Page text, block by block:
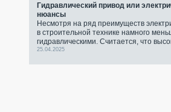
Гидравлический привод или
нюансы
Несмотря на ряд преимуществ
в строительной технике намного
гидравлическими. Считается, что
25.04.2025